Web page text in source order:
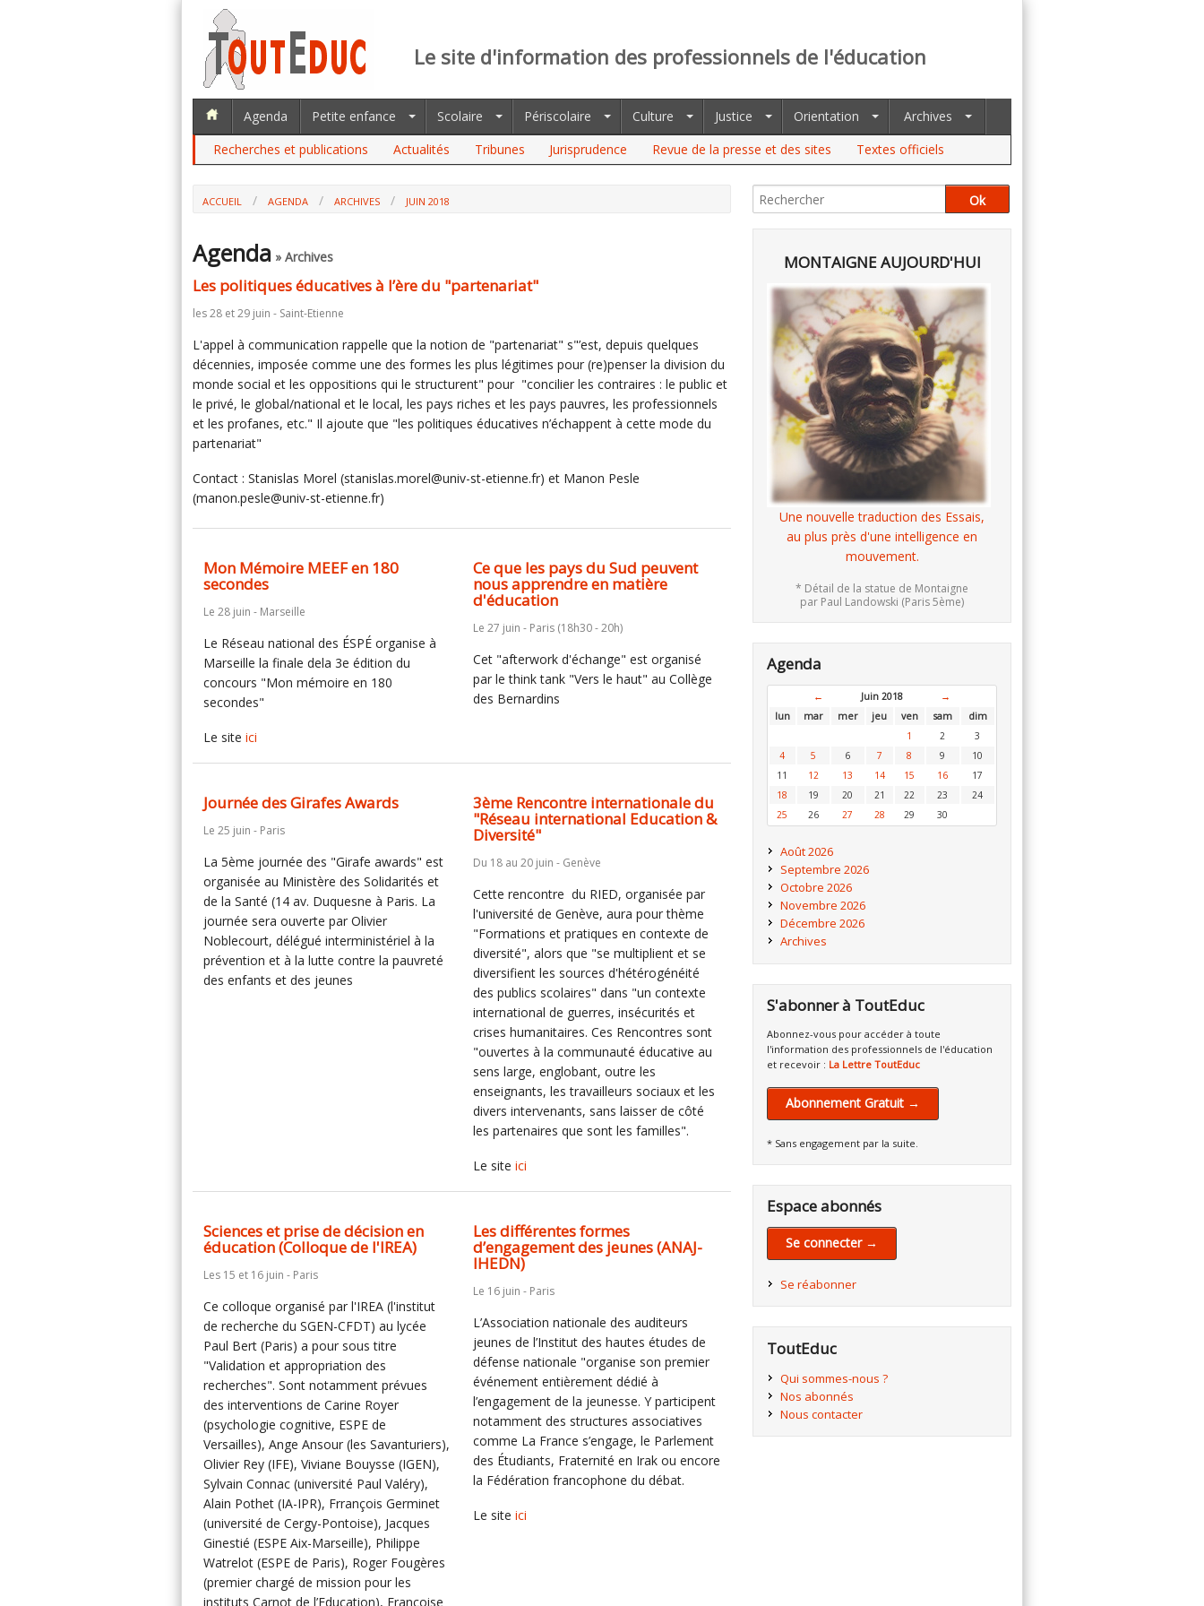
Le site d'information des professionnels de l'éducation
Agenda Petite enfance Scolaire Périscolaire Culture Justice Orientation
Archives
Recherches et publications
Actualités Tribunes Jurisprudence Revue de la presse et des sites Textes officiels
ACCUEIL AGENDA ARCHIVES JUIN 2018
Agenda » Archives
Les politiques éducatives à l’ère du "partenariat"
les 28 et 29 juin - Saint-Etienne
L'appel à communication rappelle que la notion de "partenariat" s"’est, depuis quelques
décennies, imposée comme une des formes les plus légitimes pour (re)penser la division du
monde social et les oppositions qui le structurent" pour "concilier les contraires : le public et
le privé, le global/national et le local, les pays riches et les pays pauvres, les professionnels
et les profanes, etc." Il ajoute que "les politiques éducatives n’échappent à cette mode du
partenariat"
Contact : Stanislas Morel (stanislas.morel@univ-st-etienne.fr) et Manon Pesle
(manon.pesle@univ-st-etienne.fr)
Mon Mémoire MEEF en 180
secondes
Le 28 juin - Marseille
Le Réseau national des ÉSPÉ organise à
Marseille la finale dela 3e édition du
concours "Mon mémoire en 180
secondes"
Le site ici
Ce que les pays du Sud peuvent
nous apprendre en matière
d'éducation
Le 27 juin - Paris (18h30 - 20h)
Cet "afterwork d'échange" est organisé
par le think tank "Vers le haut" au Collège
des Bernardins
Journée des Girafes Awards
Le 25 juin - Paris
La 5ème journée des "Girafe awards" est
organisée au Ministère des Solidarités et
de la Santé (14 av. Duquesne à Paris. La
journée sera ouverte par Olivier
Noblecourt, délégué interministériel à la
prévention et à la lutte contre la pauvreté
des enfants et des jeunes
3ème Rencontre internationale du
"Réseau international Education &
Diversité"
Du 18 au 20 juin - Genève
Cette rencontre du RIED, organisée par
l'université de Genève, aura pour thème
"Formations et pratiques en contexte de
diversité", alors que "se multiplient et se
diversifient les sources d'hétérogénéité
des publics scolaires" dans "un contexte
international de guerres, insécurités et
crises humanitaires. Ces Rencontres sont
"ouvertes à la communauté éducative au
sens large, englobant, outre les
enseignants, les travailleurs sociaux et les
divers intervenants, sans laisser de côté
les partenaires que sont les familles".
Le site ici
Sciences et prise de décision en
éducation (Colloque de l'IREA)
Les 15 et 16 juin - Paris
Ce colloque organisé par l'IREA (l'institut
de recherche du SGEN-CFDT) au lycée
Paul Bert (Paris) a pour sous titre
"Validation et appropriation des
recherches". Sont notamment prévues
des interventions de Carine Royer
(psychologie cognitive, ESPE de
Versailles), Ange Ansour (les Savanturiers),
Olivier Rey (IFE), Viviane Bouysse (IGEN),
Sylvain Connac (université Paul Valéry),
Alain Pothet (IA-IPR), Frrançois Germinet
(université de Cergy-Pontoise), Jacques
Ginestié (ESPE Aix-Marseille), Philippe
Watrelot (ESPE de Paris), Roger Fougères
(premier chargé de mission pour les
instituts Carnot de l’Education), Françoise
Les différentes formes
d’engagement des jeunes (ANAJ-
IHEDN)
Le 16 juin - Paris
L’Association nationale des auditeurs
jeunes de l’Institut des hautes études de
défense nationale "organise son premier
événement entièrement dédié à
l’engagement de la jeunesse. Y participent
notamment des structures associatives
comme La France s’engage, le Parlement
des Étudiants, Fraternité en Irak ou encore
la Fédération francophone du débat.
Le site ici
MONTAIGNE AUJOURD'HUI
Une nouvelle traduction des Essais,
au plus près d'une intelligence en
mouvement.
* Détail de la statue de Montaigne
par Paul Landowski (Paris 5ème)
Agenda
← Juin 2018
→
lun
mar mer jeu ven sam
dim
1
2
3
4
5 6 7 8 9
10
11
12 13 14 15 16
17
18
19 20 21 22 23
24
25
26 27 28 29 30
Août 2026
Septembre 2026
Octobre 2026
Novembre 2026
Décembre 2026
Archives
S'abonner à ToutEduc
Abonnez-vous pour accéder à toute
l'information des professionnels de l'éducation
et recevoir : La Lettre ToutEduc
Abonnement Gratuit →
* Sans engagement par la suite.
Espace abonnés
Se connecter →
Se réabonner
ToutEduc
Qui sommes-nous ?
Nos abonnés
Nous contacter